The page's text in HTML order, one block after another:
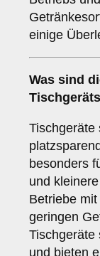
einige
Was sind
Tischgeräts
Tischgeräte
besonders
und
Betriebe
geringen
Tischgeräte
und bieten